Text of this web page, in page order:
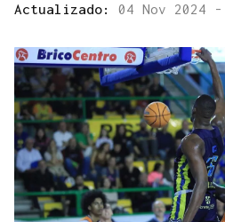
Actualizado: 04 Nov 2024